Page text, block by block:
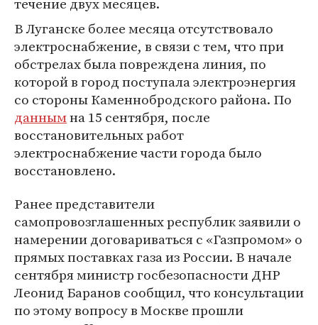
В Луганске более месяца отсутствовало
электроснабжение, в связи с тем, что при
обстрелах была повреждена линия, по
которой в город поступала электроэнергия
со стороны Каменнобродского района. По
даннымна 15 сентября, после
восстановительных работ
электроснабжение части города было
восстановлено.
Ранее представители
самопровозглашенных республик заявили о
намерении договариваться с «Газпромом» о
прямых поставках газа из России. В начале
сентября министр госбезопасности ДНР
Леонид Баранов сообщил, что консультации
по этому вопросу в Москве прошли